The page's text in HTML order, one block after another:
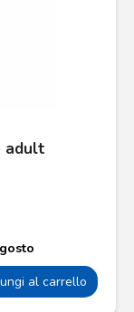
adult
al carrello